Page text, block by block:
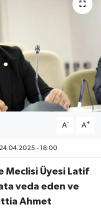
A- A+
24.04.2025 - 18:00
Meclisi Üyesi Latif
veda eden ve
Ahmet